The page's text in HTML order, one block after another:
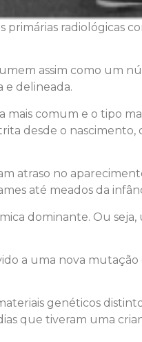
radiológicas
assim como um
e delineada.
mais comum e o tipo
desde o
atraso no
até meados da
dominante. Ou
a uma nova
genéticos
que tiveram uma